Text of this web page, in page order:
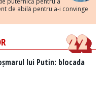
de abilă pentru a-i convinge
lui Putin: blocada